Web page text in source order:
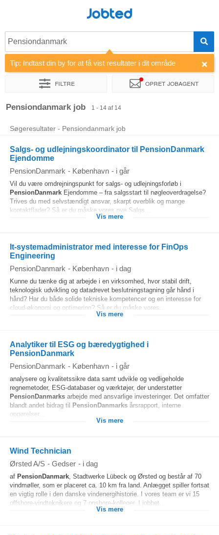
Jobted
Pensiondanmark
Tip: Indtast din by for at få vist resultater i dit område
Filtre Opret jobagent
Sorter efter Virksomhed
Pensiondanmark job 1 - 14 af 14
Søgeresultater - Pensiondanmark job
Salgs- og udlejningskoordinator til PensionDanmark
Ejendomme
PensionDanmark - København - i går
Vil du være omdrejningspunkt for salgs- og udlejningsforløb i
PensionDanmark Ejendomme – fra salgsstart til nøgleoverdragelse?
Trives du med selvstændigt ansvar, skarpt overblik og mange
kontaktflader? Så er du måske vores nye Salgs...
Vis mere
It-systemadministrator med interesse for FinOps
Engineering
PensionDanmark - København - i dag
Kunne du tænke dig at arbejde i en virksomhed, hvor stabil drift,
teknologisk udvikling og datadrevet beslutningstagning går hånd i
hånd? Har du både solide tekniske kompetencer og en interesse for
cloud-økonomi og optimering? Så er du måske vores...
Vis mere
Analytiker til ESG og bæredygtighed i
PensionDanmark
PensionDanmark - København - i går
analysere og kvalitetssikre data samt udvikle og vedligeholde
regnemetoder, ESG-databaser og værktøjer, der understøtter
PensionDanmarks arbejde med ansvarlige investeringer. Det omfatter
blandt andet bidrag til PensionDanmarks årsrapport, interne
opgørelser...
Vis mere
Wind Technician
Ørsted A/S - Gedser - i dag
af PensionDanmark, Stadtwerke Lübeck og Ørsted og består af 70
vindmøller, som er placeret ca. 10 km fra land. Anlægget spiller fortsat
en vigtig rolle i den danske vindenergihistorie. I vores team er vi 15
offshore-vindteknikere og 7 onshore-kolleger. I jobbet...
Vis mere